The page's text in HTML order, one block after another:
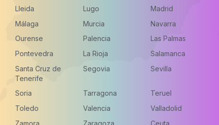
Lleida
Lugo
Madrid
Málaga
Murcia
Navarra
Ourense
Palencia
Las Palmas
Pontevedra
La Rioja
Salamanca
Santa Cruz de
Tenerife
Segovia Sevilla
Soria Tarragona
Teruel
Toledo
Valencia
Valladolid
Zamora
Zaragoza
Ceuta